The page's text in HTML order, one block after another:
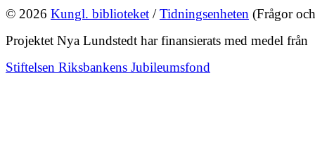
© 2026 Kungl. biblioteket /Tidningsenheten (Frågor
Projektet Nya Lundstedt har finansierats med medel från
Stiftelsen Riksbankens Jubileumsfond